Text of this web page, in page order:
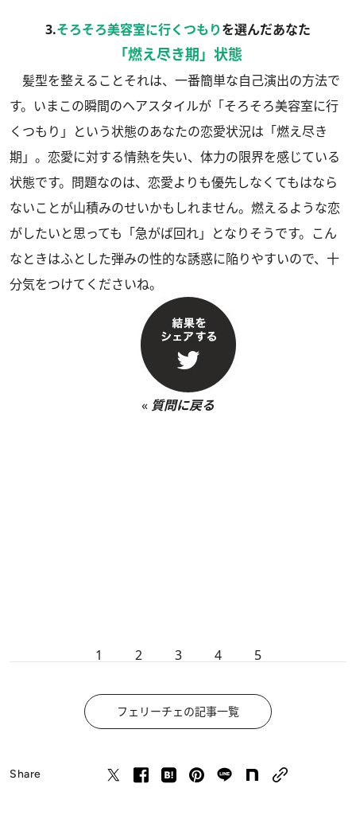
3.そろそろ美容室に行くつもりを選んだあなた
「燃え尽き期」状態
髪型を整えることそれは、一番簡単な自己演出の方法で
す。いまこの瞬間のヘアスタイルが「そろそろ美容室に行
くつもり」という状態のあなたの恋愛状況は「燃え尽き
期」。恋愛に対する情熱を失い、体力の限界を感じている
状態です。問題なのは、恋愛よりも優先しなくてもはなら
ないことが山積みのせいかもしれません。燃えるような恋
がしたいと思っても「急がば回れ」となりそうです。こん
なときはふとした弾みの性的な誘惑に陥りやすいので、十
分気をつけてくださいね。
« 質問に戻る
1 2 3 4 5
フェリーチェの記事一覧
Share